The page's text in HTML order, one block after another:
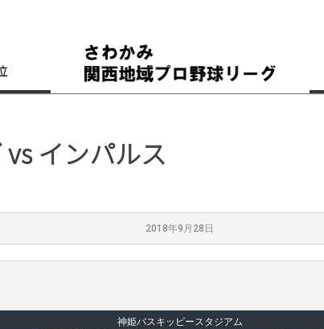
インパルス
2018年9月28日
神姫バスキッピースタジアム